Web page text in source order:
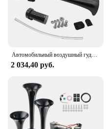
Автомобильный воздушный гудок 12 В/24 В, универсальный громкий 180 дБ, герц, компрессор с одной трубой для грузовиков, автомобилей
2 034,40 руб.